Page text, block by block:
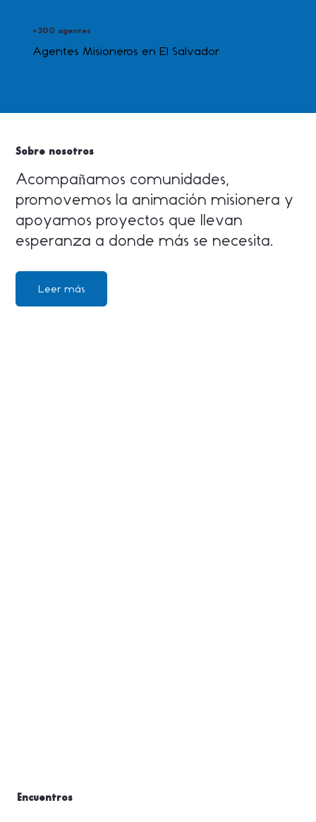
Agentes Misioneros en El Salvador
+300 agentes
Sobre nosotros
Acompañamos comunidades,
promovemos la animación misionera y
apoyamos proyectos que llevan
esperanza a donde más se necesita.
Leer más
Encuentros